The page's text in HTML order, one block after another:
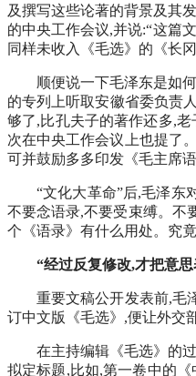
及撰写这些论著的背景及其
的中央工作会议,并说:“这篇
同样未收入《毛选》的《长
顺便说一下毛泽东是如
的专列上听取安徽省委负责
够了,比孔夫子的著作还多,
次在中央工作会议上也提了
可并鼓励多多印发《毛主席
“文化大革命”后,毛泽东
不要念语录,不要受束缚。不
个《语录》有什么用处。究
“经过反复修改,才把意
重要文稿公开发表前,毛
订中文版《毛选》,便让外交
在主持编辑《毛选》的
拟定标题,比如,第一卷中的